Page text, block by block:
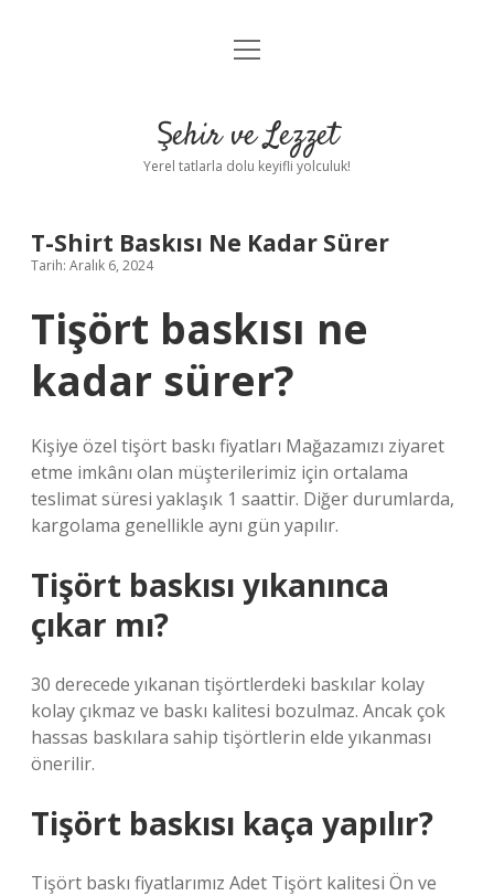
Anasayfa
Yasal Uyarı
menüyü
Şehir ve Lezzet
Yerel tatlarla dolu keyifli yolculuk!
T-Shirt Baskısı Ne Kadar Sürer
Tarih: Aralık 6, 2024
Tişört baskısı ne
kadar sürer?
Kişiye özel tişört baskı fiyatları Mağazamızı ziyaret
etme imkânı olan müşterilerimiz için ortalama
teslimat süresi yaklaşık 1 saattir. Diğer durumlarda,
kargolama genellikle aynı gün yapılır.
Tişört baskısı yıkanınca
çıkar mı?
30 derecede yıkanan tişörtlerdeki baskılar kolay
kolay çıkmaz ve baskı kalitesi bozulmaz. Ancak çok
hassas baskılara sahip tişörtlerin elde yıkanması
önerilir.
Tişört baskısı kaça yapılır?
Tişört baskı fiyatlarımız Adet Tişört kalitesi Ön ve